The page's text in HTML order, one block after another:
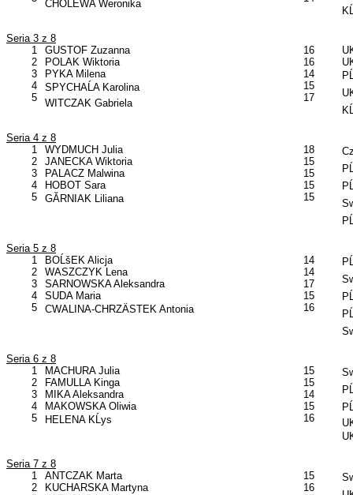
CHOLEWA Weronika
Seria 3 z 8
1
2
3
4
5
GUSTOF Zuzanna
POLAK Wiktoria
PYKA Milena
SPYCHAĹA Karolina
WITCZAK Gabriela
16
16
14
15
17
Seria 4 z 8
1
2
3
4
5
WYDMUCH Julia
JANECKA Wiktoria
PALACZ Malwina
HOBOT Sara
GĂRNIAK Liliana
18
15
15
15
15
Seria 5 z 8
1
2
3
4
5
BOĹšEK Alicja
WASZCZYK Lena
SARNOWSKA Aleksandra
SUDA Maria
CWALINA-CHRZÄSTEK Antonia
14
14
17
15
16
Seria 6 z 8
1
2
3
4
5
MACHURA Julia
FAMULLA Kinga
MIKA Aleksandra
MAKOWSKA Oliwia
HELENA KĹys
15
15
14
15
16
Seria 7 z 8
1
2
ANTCZAK Marta
KUCHARSKA Martyna
15
16